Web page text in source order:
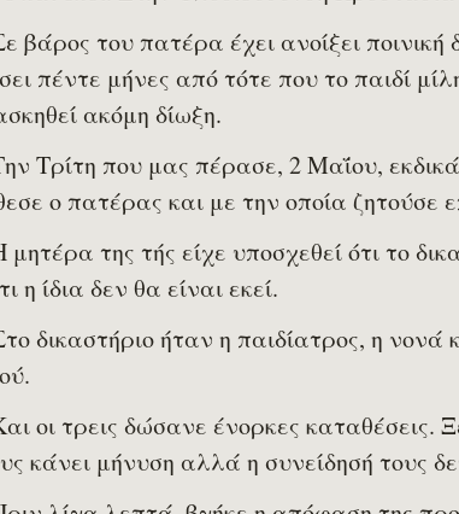
βάρος του πατέρα έχει ανοίξει
πέντε μήνες από τότε που το παιδί
ακόμη δίωξη.
Τρίτη που μας πέρασε, 2 Μαΐου,
ο πατέρας και με την οποία ζητούσε
μητέρα της τής είχε υποσχεθεί ότι το
η ίδια δεν θα είναι εκεί.
δικαστήριο ήταν η παιδίατρος, η
οι τρεις δώσανε ένορκες καταθέσεις.
κάνει μήνυση αλλά η συνείδησή τους